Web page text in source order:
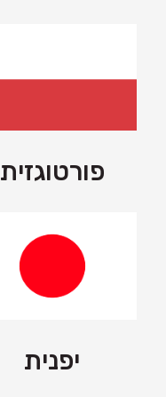
פורטוגזית
יפנית